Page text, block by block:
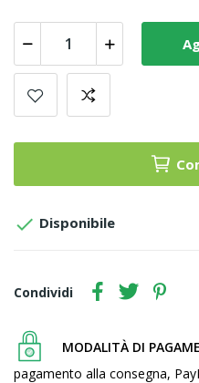
 Disponibile
Condividi
MODALITÀ DI
pagamento alla consegna,